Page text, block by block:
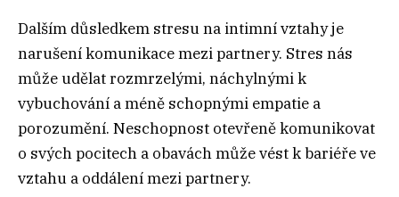
Dalším důsledkem stresu na intimní vztahy je
narušení komunikace mezi partnery. Stres nás
může udělat rozmrzelými, náchylnými k
vybuchování a méně schopnými empatie a
porozumění. Neschopnost otevřeně komunikovat
o svých pocitech a obavách může vést k bariéře ve
vztahu a oddálení mezi partnery.